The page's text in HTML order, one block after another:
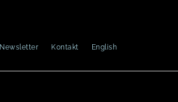
Newsletter Kontakt English